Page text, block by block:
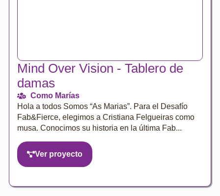
Mind Over Vision - Tablero de
damas
Como Marías
Hola a todos Somos “As Marias”. Para el Desafío
Fab&Fierce, elegimos a Cristiana Felgueiras como
musa. Conocimos su historia en la última Fab...
Ver proyecto